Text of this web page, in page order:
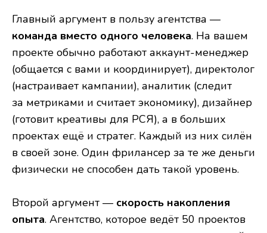
Главный аргумент в пользу агентства —
команда вместо одного человека. На вашем
проекте обычно работают аккаунт-менеджер
(общается с вами и координирует), директолог
(настраивает кампании), аналитик (следит
за метриками и считает экономику), дизайнер
(готовит креативы для РСЯ), а в больших
проектах ещё и стратег. Каждый из них силён
в своей зоне. Один фрилансер за те же деньги
физически не способен дать такой уровень.
Второй аргумент — скорость накопления
опыта. Агентство, которое ведёт 50 проектов